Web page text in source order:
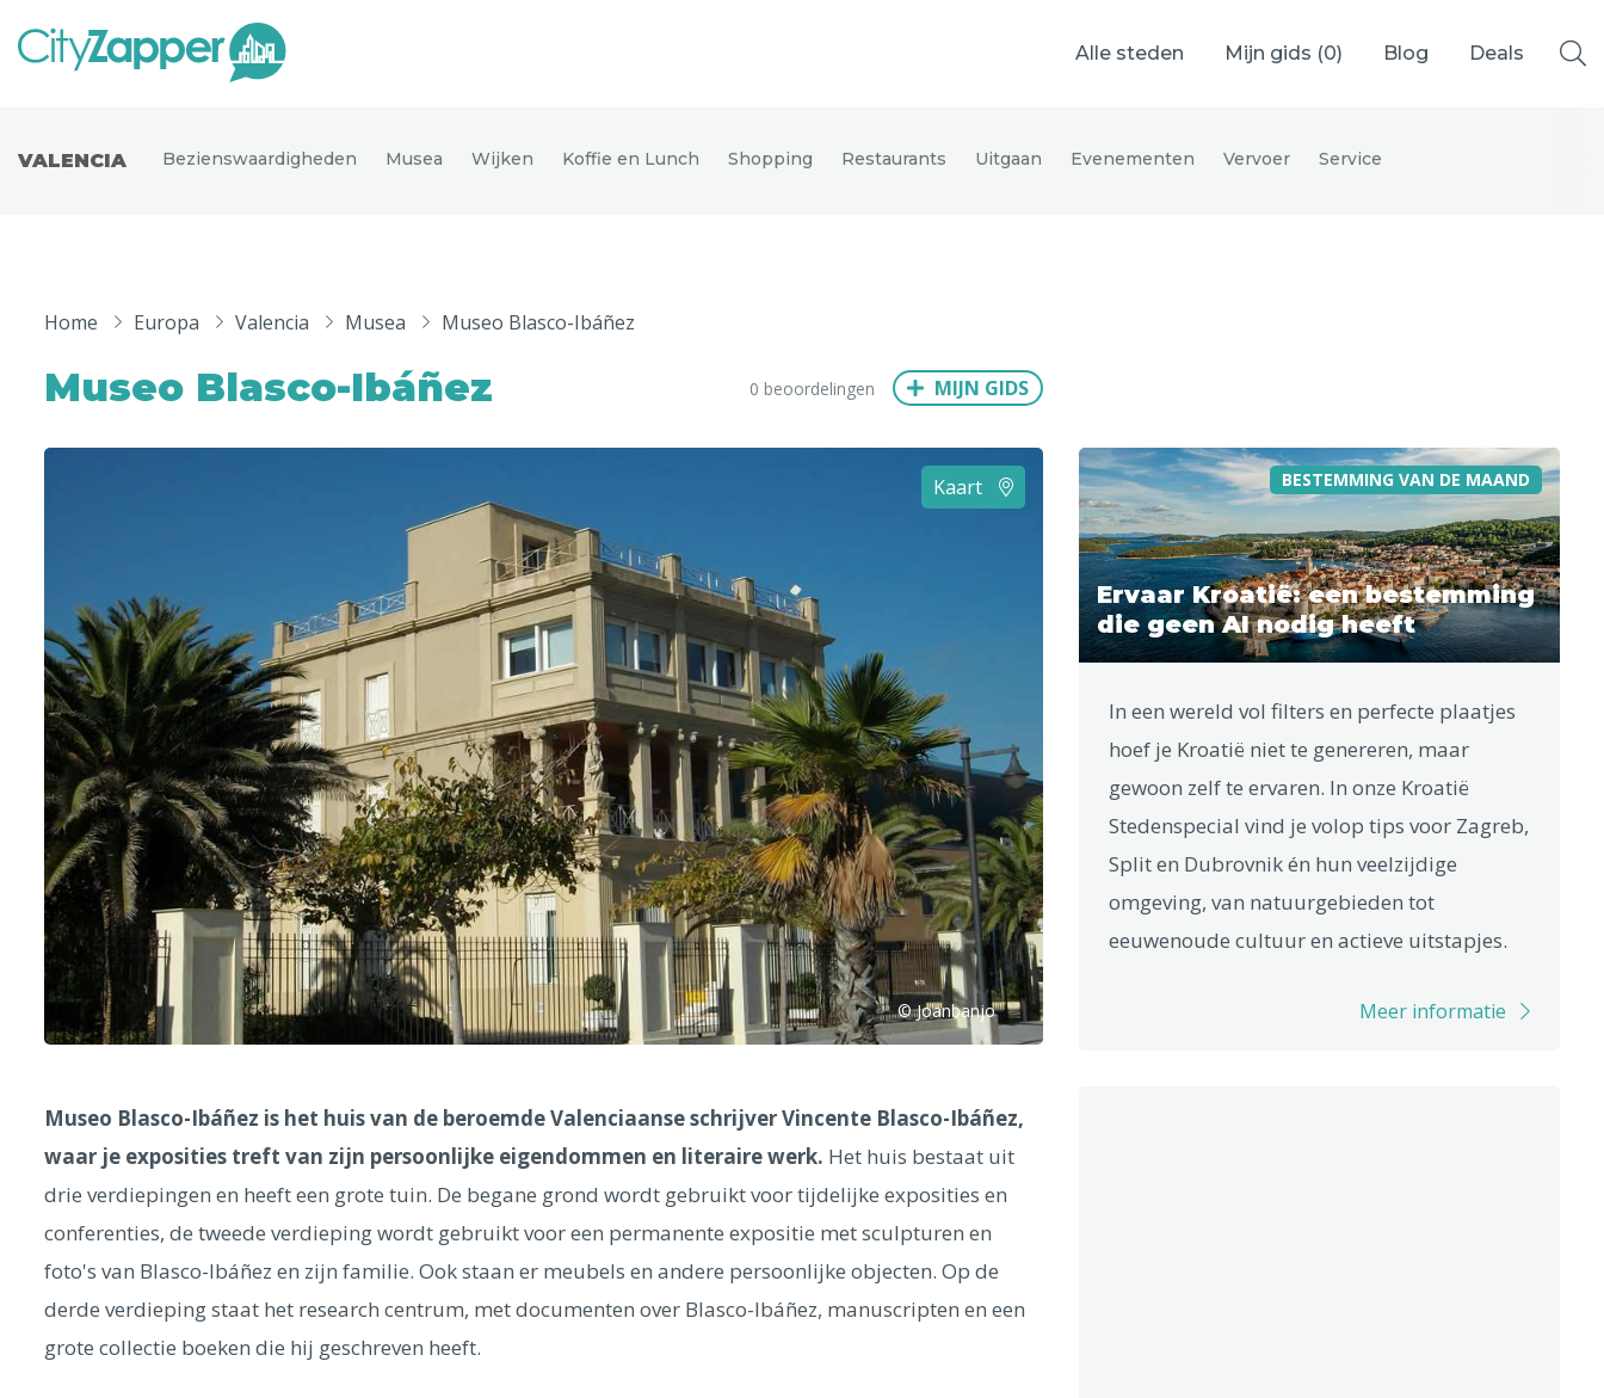
Alle steden Mijn gids (0) Blog Deals
Nederland
Europa
Andere wereldsteden
Florence
München Wenen Budapest Bangkok
VALENCIA Bezienswaardigheden Musea Wijken Koffie en Lunch Shopping Restaurants Uitgaan Evenementen Vervoer Service
Home Europa Valencia Musea Museo Blasco-Ibáñez
Museo Blasco-Ibáñez 0 beoordelingen MIJN GIDS
Kaart
© Joanbanjo
Museo Blasco-Ibáñez is het huis van de beroemde Valenciaanse schrijver Vincente Blasco-Ibáñez,
waar je exposities treft van zijn persoonlijke eigendommen en literaire werk. Het huis bestaat uit
drie verdiepingen en heeft een grote tuin. De begane grond wordt gebruikt voor tijdelijke exposities en
conferenties, de tweede verdieping wordt gebruikt voor een permanente expositie met sculpturen en
foto's van Blasco-Ibáñez en zijn familie. Ook staan er meubels en andere persoonlijke objecten. Op de
derde verdieping staat het research centrum, met documenten over Blasco-Ibáñez, manuscripten en een
grote collectie boeken die hij geschreven heeft.
BESTEMMING VAN DE MAAND
Ervaar Kroatië: een bestemming
die geen AI nodig heeft
In een wereld vol filters en perfecte plaatjes
hoef je Kroatië niet te genereren, maar
gewoon zelf te ervaren. In onze Kroatië
Stedenspecial vind je volop tips voor Zagreb,
Split en Dubrovnik én hun veelzijdige
omgeving, van natuurgebieden tot
eeuwenoude cultuur en actieve uitstapjes.
Meer informatie